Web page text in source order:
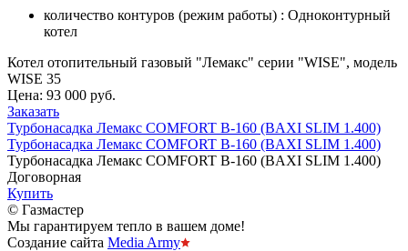
количество контуров (режим работы) : Одноконтурный
котел
Котел отопительный газовый "Лемакс" серии "WISE", модель
WISE 35
Цена: 93 000 руб.
Заказать
Турбонасадка Лемакс COMFORT В-160 (BAXI SLIM 1.400)
Турбонасадка Лемакс COMFORT В-160 (BAXI SLIM 1.400)
Турбонасадка Лемакс COMFORT В-160 (BAXI SLIM 1.400)
Договорная
Купить
© Газмастер
Мы гарантируем тепло в вашем доме!
Создание сайта Media Army